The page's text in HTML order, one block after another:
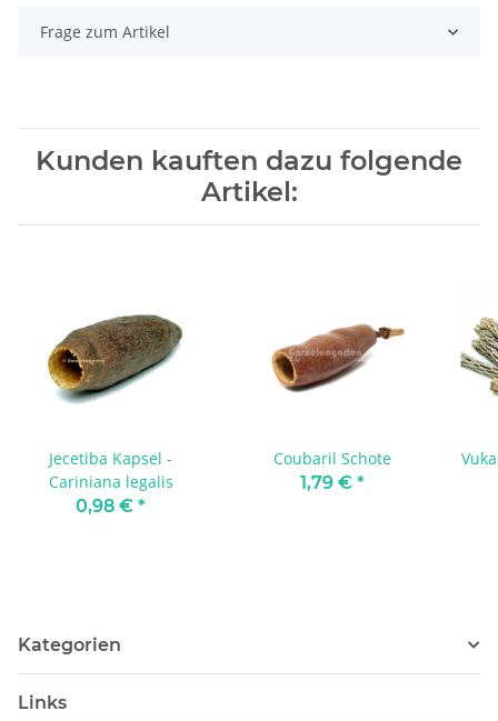
Frage zum Artikel
Kunden kauften dazu folgende
Artikel:
Jecetiba Kapsel -
Cariniana legalis
0,98 € *
Coubaril Schote
1,79 € *
Kategorien
Links